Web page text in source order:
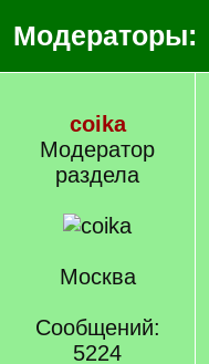
Модераторы:
coika
Модератор
раздела
Москва
Сообщений:
5224